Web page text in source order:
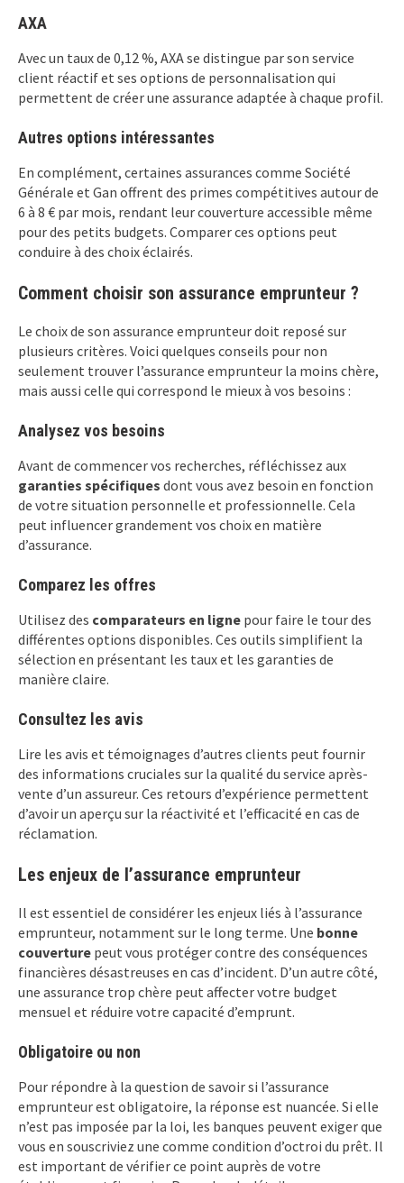
AXA
Avec un taux de 0,12 %, AXA se distingue par son service
client réactif et ses options de personnalisation qui
permettent de créer une assurance adaptée à chaque profil.
Autres options intéressantes
En complément, certaines assurances comme Société
Générale et Gan offrent des primes compétitives autour de
6 à 8 € par mois, rendant leur couverture accessible même
pour des petits budgets. Comparer ces options peut
conduire à des choix éclairés.
Comment choisir son assurance emprunteur ?
Le choix de son assurance emprunteur doit reposé sur
plusieurs critères. Voici quelques conseils pour non
seulement trouver l’assurance emprunteur la moins chère,
mais aussi celle qui correspond le mieux à vos besoins :
Analysez vos besoins
Avant de commencer vos recherches, réfléchissez aux
garanties spécifiques dont vous avez besoin en fonction
de votre situation personnelle et professionnelle. Cela
peut influencer grandement vos choix en matière
d’assurance.
Comparez les offres
Utilisez des comparateurs en ligne pour faire le tour des
différentes options disponibles. Ces outils simplifient la
sélection en présentant les taux et les garanties de
manière claire.
Consultez les avis
Lire les avis et témoignages d’autres clients peut fournir
des informations cruciales sur la qualité du service après-
vente d’un assureur. Ces retours d’expérience permettent
d’avoir un aperçu sur la réactivité et l’efficacité en cas de
réclamation.
Les enjeux de l’assurance emprunteur
Il est essentiel de considérer les enjeux liés à l’assurance
emprunteur, notamment sur le long terme. Une bonne
couverture peut vous protéger contre des conséquences
financières désastreuses en cas d’incident. D’un autre côté,
une assurance trop chère peut affecter votre budget
mensuel et réduire votre capacité d’emprunt.
Obligatoire ou non
Pour répondre à la question de savoir si l’assurance
emprunteur est obligatoire, la réponse est nuancée. Si elle
n’est pas imposée par la loi, les banques peuvent exiger que
vous en souscriviez une comme condition d’octroi du prêt. Il
est important de vérifier ce point auprès de votre